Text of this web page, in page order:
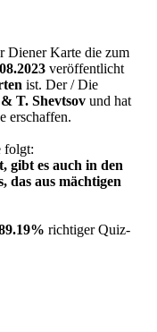
Diener Karte die zum
veröffentlicht
ist. Der / Die
T. Shevtsov und hat
erschaffen.
folgt:
gibt es auch in den
das aus mächtigen
richtiger Quiz-